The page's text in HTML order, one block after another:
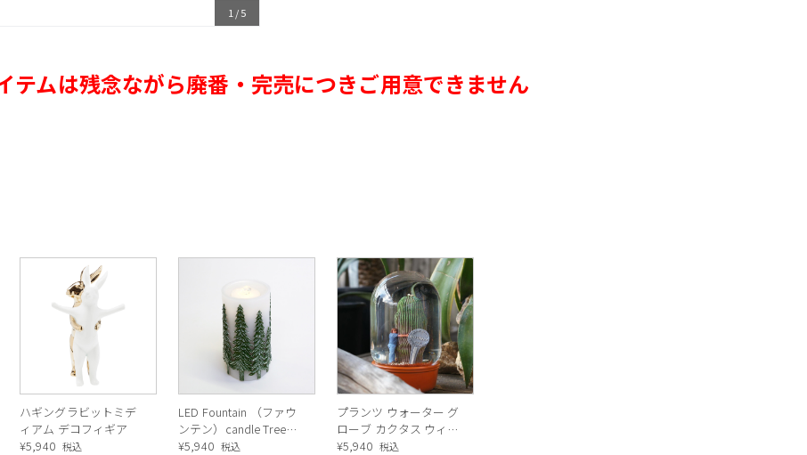
1 /5
テムは残念ながら廃番・完売につきご用意できません
ハギングラビットミデ
ィアム デコフィギア
¥5,940 税込
LED Fountain （ファウ
ンテン）candle Tree
green（キャンドル）
¥5,940 税込
プランツ ウォーター グ
ローブ カクタス ウィズ
メン
¥5,940 税込